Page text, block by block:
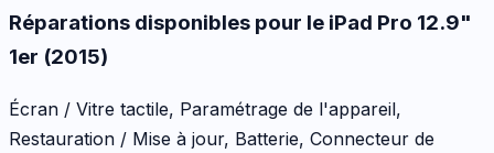
Réparations disponibles pour le iPad Pro 12.9"
1er (2015)
Écran / Vitre tactile, Paramétrage de l'appareil,
Restauration / Mise à jour, Batterie, Connecteur de